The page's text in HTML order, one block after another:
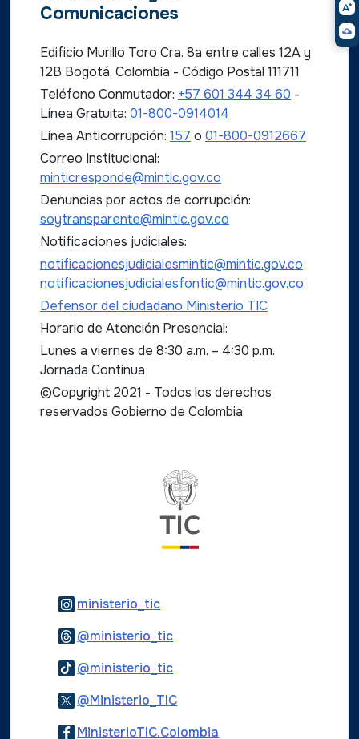
Comunicaciones
Edificio Murillo Toro Cra. 8a entre calles 12A y
12B Bogotá, Colombia - Código Postal 111711
Teléfono Conmutador: +57 601 344 34 60 -
Línea Gratuita: 01-800-0914014
Línea Anticorrupción: 157 o 01-800-0912667
Correo Institucional:
minticresponde@mintic.gov.co
Denuncias por actos de corrupción:
soytransparente@mintic.gov.co
Notificaciones judiciales:
notificacionesjudicialesmintic@mintic.gov.co
notificacionesjudicialesfontic@mintic.gov.co
Defensor del ciudadano Ministerio TIC
Horario de Atención Presencial:
Lunes a viernes de 8:30 a.m. – 4:30 p.m.
Jornada Continua
©Copyright 2021 - Todos los derechos
reservados Gobierno de Colombia
ministerio_ticLogo Instagram
@ministerio_ticLogo Threads
@ministerio_ticLogo Tiktok
@Ministerio_TICLogo Twitter
MinisterioTIC.Colombia